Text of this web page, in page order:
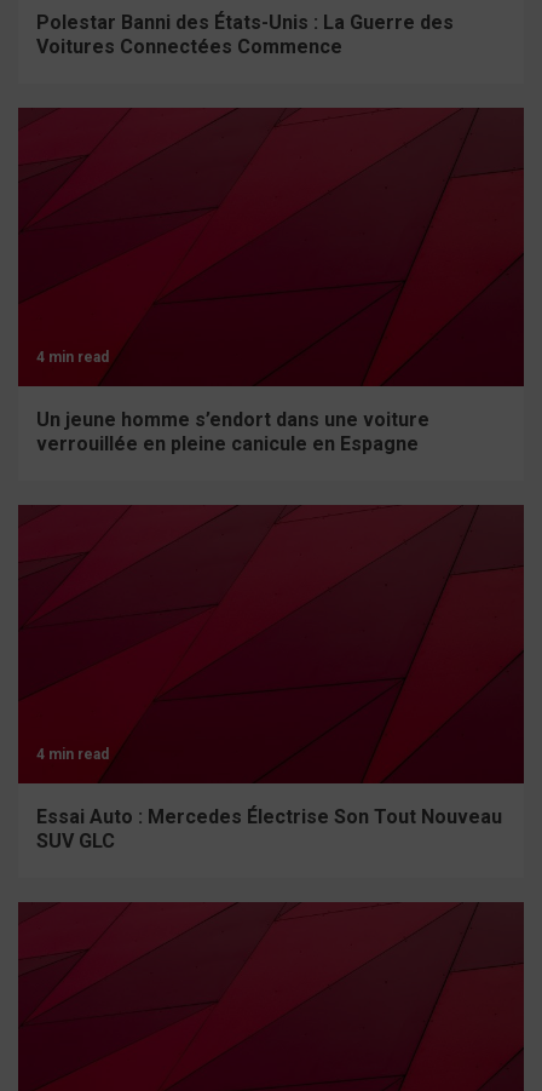
Polestar Banni des États-Unis : La Guerre des
Voitures Connectées Commence
4 min read
Un jeune homme s’endort dans une voiture
verrouillée en pleine canicule en Espagne
4 min read
Essai Auto : Mercedes Électrise Son Tout Nouveau
SUV GLC